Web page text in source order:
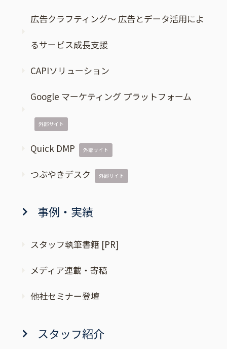
広告クラフティング～ 広告とデータ活用によ
るサービス成長支援
CAPIソリューション
Google マーケティング プラットフォーム
外部サイト
Quick DMP 外部サイト
つぶやきデスク 外部サイト
事例・実績
スタッフ執筆書籍 [PR]
メディア連載・寄稿
他社セミナー登壇
スタッフ紹介